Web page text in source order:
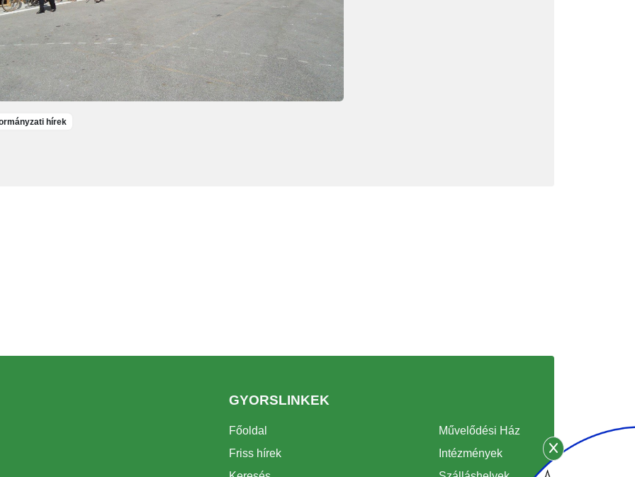
hírek
GYORSLINKEK
Főoldal
Friss hírek
Művelődési Ház
Intézmények